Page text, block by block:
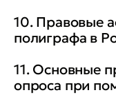
10. Правовые
полиграфа в
11. Основные
опроса при